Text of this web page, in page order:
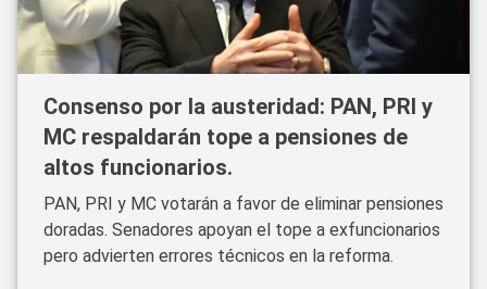
Consenso por la austeridad: PAN, PRI y
MC respaldarán tope a pensiones de
altos funcionarios.
PAN, PRI y MC votarán a favor de eliminar pensiones
doradas. Senadores apoyan el tope a exfuncionarios
pero advierten errores técnicos en la reforma.